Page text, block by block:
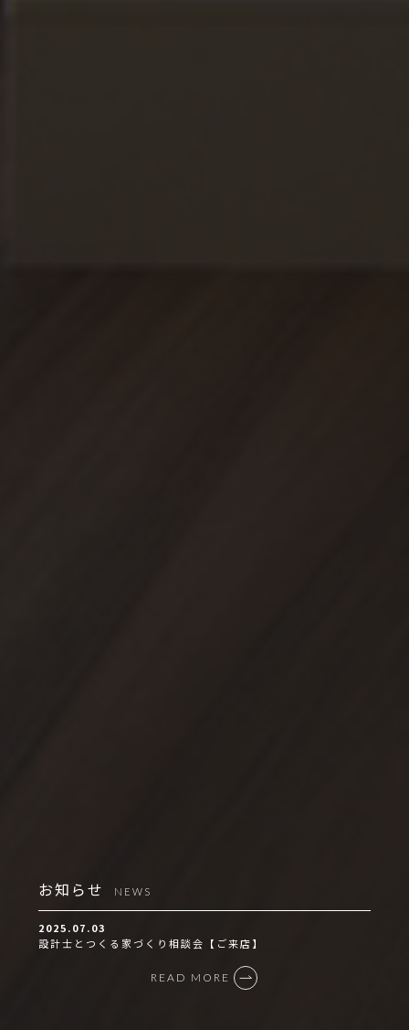
お知らせ NEWS
2025.07.03
設計士とつくる家づくり相談会【ご来店】
READ MORE